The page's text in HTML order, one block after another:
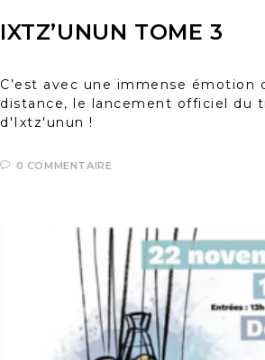
IXTZ’UNUN TOME 3
C’est avec une immense émotion
distance, le lancement officiel du
d'Ixtz'unun !
0 COMMENTAIRE